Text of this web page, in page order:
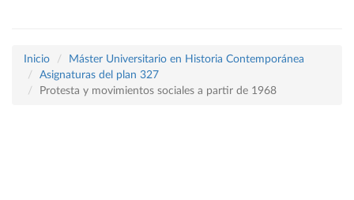
Inicio
Máster Universitario en Historia Contemporánea
Asignaturas del plan 327
Protesta y movimientos sociales a partir de 1968